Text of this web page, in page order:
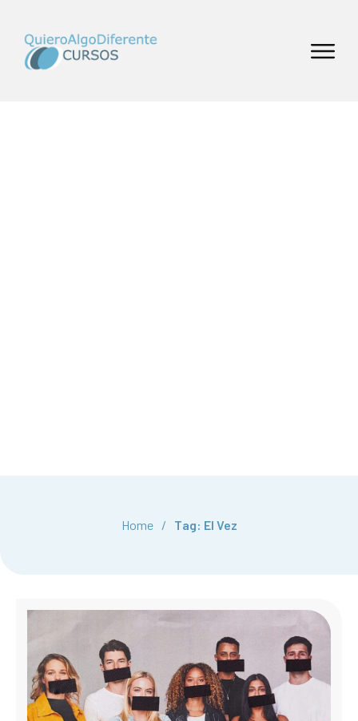
Home / Tag: El Vez